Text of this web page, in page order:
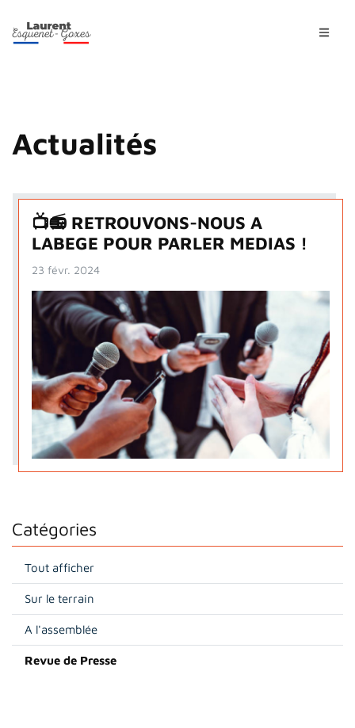
Actualités
📺📻 RETROUVONS-NOUS A
LABEGE POUR PARLER MEDIAS !
23 févr. 2024
Catégories
Tout afficher
Sur le terrain
A l'assemblée
Revue de Presse